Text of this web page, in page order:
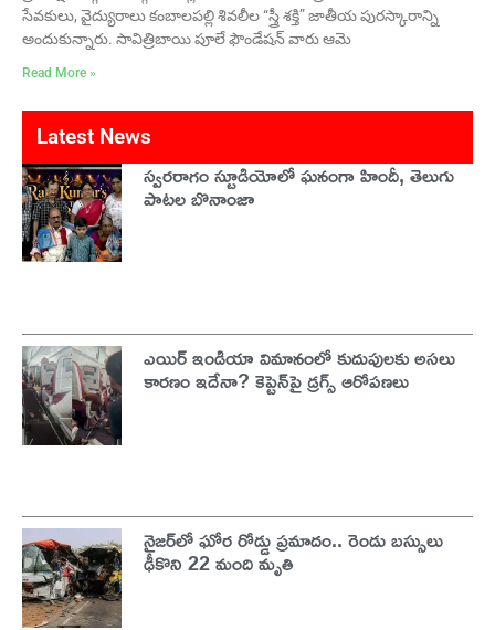
సేవకులు, వైద్యురాలు కంబాలపల్లి శివలీల “స్త్రీ శక్తి” జాతీయ పురస్కారాన్ని
అందుకున్నారు. సావిత్రిబాయి పూలే ఫౌండేషన్ వారు ఆమె
Read More »
Latest News
స్వరరాగం స్టూడియోలో ఘనంగా హిందీ, తెలుగు
పాటల బొనాంజా
ఎయిర్ ఇండియా విమానంలో కుదుపులకు అసలు
కారణం ఇదేనా? కెప్టెన్‌పై డ్రగ్స్ ఆరోపణలు
నైజర్‌లో ఘోర రోడ్డు ప్రమాదం.. రెండు బస్సులు
ఢీకొని 22 మంది మృతి